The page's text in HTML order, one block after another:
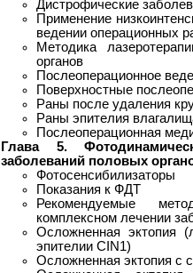
Дистрофические
Применение
ведении операционных
Методика
органов
Послеоперационное
Поверхностные
Раны после удаления
Раны эпителия
Послеоперационная
Глава 5.
заболеваний половых
Фотосенсибилизаторы
Показания к ФДТ
Рекомендуемые
комплексном лечении
Осложненная эктопия
эпителии CIN1)
Осложненная эктопия с